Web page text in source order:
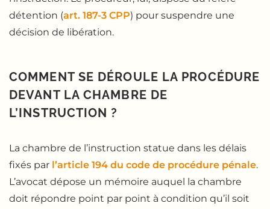
détention (art. 187-3 CPP) pour suspendre une
décision de libération.
COMMENT SE DÉROULE LA PROCÉDURE
DEVANT LA CHAMBRE DE
L’INSTRUCTION ?
La chambre de l’instruction statue dans les délais
fixés par l’article 194 du code de procédure pénale.
L’avocat dépose un mémoire auquel la chambre
doit répondre point par point à condition qu’il soit